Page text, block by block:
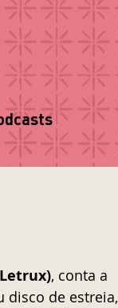
, conta a
disco de estreia,